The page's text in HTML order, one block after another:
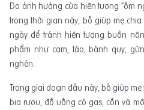
Do ảnh hưởng của hiện tượng “ốm
trong thời gian này, bố giúp mẹ
ngày để tránh hiện tượng buồn
phẩm như cam, táo, bánh quy,
nghén.
Trong giai đoạn đầu này, bố giúp
bia rượu, đồ uống có gas, cồn và